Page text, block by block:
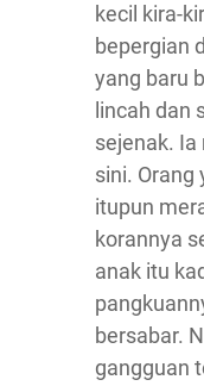
kecil kira-
bepergian
yang baru
lincah dan
sejenak. Ia
sini. Orang
itupun
korannya
anak itu
bersabar.
gangguan